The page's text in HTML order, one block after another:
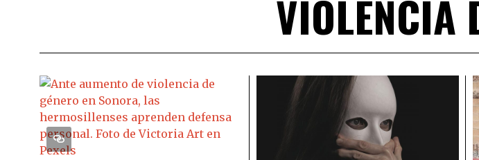
VIOLENCIA